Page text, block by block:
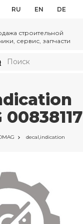
RU EN DE
строительной
сервис, запчасти
00838117
decal,indication